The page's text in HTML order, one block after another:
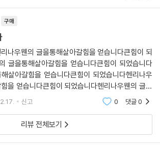
구매
나우웬의 글을통해살아갈힘을 얻습니다큰힘이 되
글을통해살아갈힘을 얻습니다큰힘이 되었습니다
살아갈힘을 얻습니다큰힘이 되었습니다헨리나우
을 얻습니다큰힘이 되었습니다헨리나우웬의 글을
다큰힘이 되었습니다헨리나우웬의 글을통해살아
되었습니다
신고 0 댓글0
리뷰 전체보기